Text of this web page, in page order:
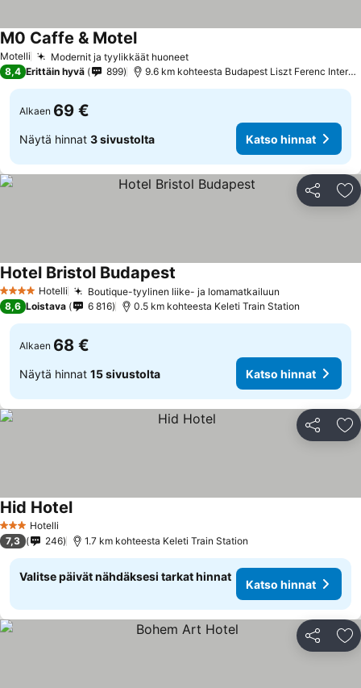
Motelli Modernit ja tyylikkäät huoneet
M0 Caffe & Motel
8,4 Erittäin hyvä 899 9.6 km kohteesta Budapest Liszt Ferenc International Airport
Alkaen 69 €
Näytä hinnat 3 sivustolta Katso hinnat
Jaa
4 Tähtiluokitus
Hotelli Boutique-tyylinen liike- ja lomamatkailuun
Hotel Bristol Budapest
8,6 Loistava 6 816 0.5 km kohteesta Keleti Train Station
Alkaen 68 €
Näytä hinnat 15 sivustolta Katso hinnat
Jaa
3 Tähtiluokitus
Hotelli
Hid Hotel
7,3 246 1.7 km kohteesta Keleti Train Station
Valitse päivät nähdäksesi tarkat hinnat
Katso hinnat
Jaa